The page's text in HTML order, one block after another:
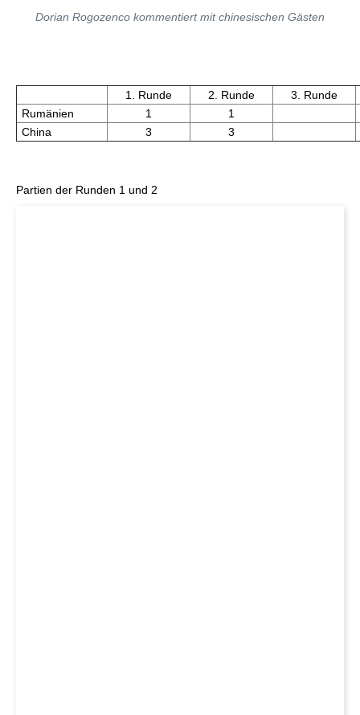
Dorian Rogozenco kommentiert mit chinesischen Gästen
1. Runde 2. Runde
3. Runde
Rumänien
1
1
China
3 3
Partien der Runden 1 und 2